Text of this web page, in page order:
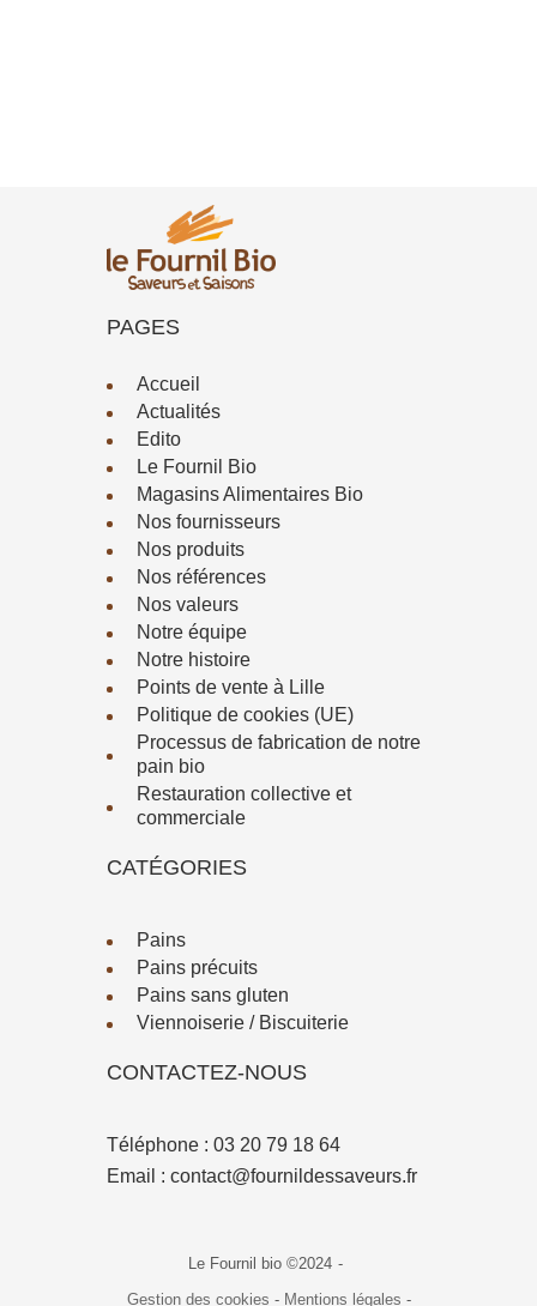
PAGES
Accueil
Actualités
Edito
Le Fournil Bio
Magasins Alimentaires Bio
Nos fournisseurs
Nos produits
Nos références
Nos valeurs
Notre équipe
Notre histoire
Points de vente à Lille
Politique de cookies (UE)
Processus de fabrication de notre
pain bio
Restauration collective et
commerciale
CATÉGORIES
Pains
Pains précuits
Pains sans gluten
Viennoiserie / Biscuiterie
CONTACTEZ-NOUS
Téléphone : 03 20 79 18 64
Email : contact@fournildessaveurs.fr
Le Fournil bio ©2024 -
Gestion des cookies - Mentions légales -